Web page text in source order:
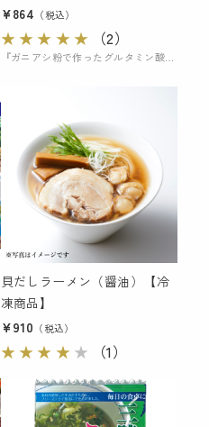
¥864 （税込）
★★★ ★★ （2）
貝だしラーメン（醤油）【冷
凍商品】
¥910 （税込）
★★★ ★ ★ （1）